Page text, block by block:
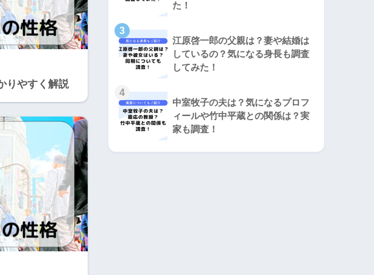
りやすく解説
た！
3
江原啓一郎の父親は？妻や結婚は
しているの？気になる身長も調査
してみた！
4
中室牧子の夫は？気になるプロフ
ィールや竹中平蔵との関係は？実
家も調査！